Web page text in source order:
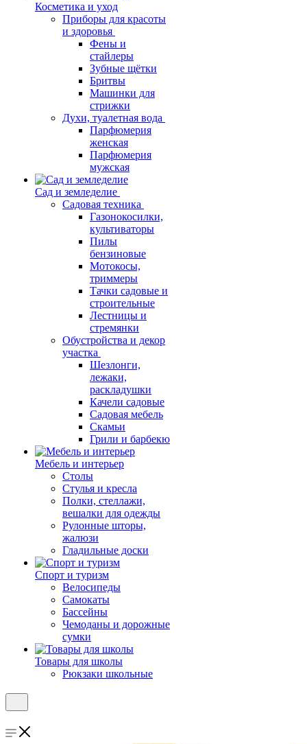
Косметика и уход
Приборы для красоты
и здоровья
Фены и
стайлеры
Зубные щётки
Бритвы
Машинки для
стрижки
Духи, туалетная вода
Парфюмерия
женская
Парфюмерия
мужская
Сад и земледелие
Садовая техника
Газонокосилки,
культиваторы
Пилы
бензиновые
Мотокосы,
триммеры
Тачки садовые и
строительные
Лестницы и
стремянки
Обустройства и декор
участка
Шезлонги,
лежаки,
раскладушки
Качели садовые
Садовая мебель
Скамьи
Грили и барбекю
Мебель и интерьер
Столы
Стулья и кресла
Полки, стеллажи,
вешалки для одежды
Рулонные шторы,
жалюзи
Гладильные доски
Спорт и туризм
Велосипеды
Самокаты
Бассейны
Чемоданы и дорожные
сумки
Товары для школы
Рюкзаки школьные